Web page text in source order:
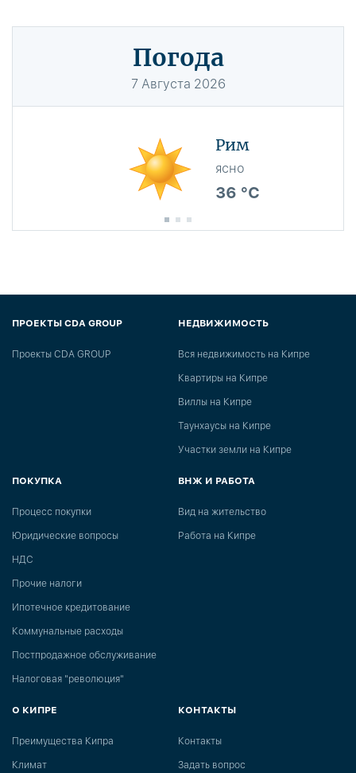
Погода
7 Августа 2026
Рим
ясно
36 °C
ПРОЕКТЫ CDA GROUP
Проекты CDA GROUP
НЕДВИЖИМОСТЬ
Вся недвижимость на Кипре
Квартиры на Кипре
Виллы на Кипре
Таунхаусы на Кипре
Участки земли на Кипре
ПОКУПКА
Процесс покупки
Юридические вопросы
НДС
Прочие налоги
Ипотечное кредитование
Коммунальные расходы
Постпродажное обслуживание
Налоговая "революция"
ВНЖ И РАБОТА
Вид на жительство
Работа на Кипре
О КИПРЕ
Преимущества Кипра
Климат
КОНТАКТЫ
Контакты
Задать вопрос